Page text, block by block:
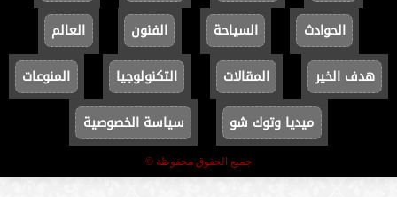
الحوادث
السياحة الفنون
العالم
هدف الخير
المقالات التكنولوجيا
المنوعات
ميديا وتوك شو
سياسة الخصوصية
جميع الحقوق محفوظة ©